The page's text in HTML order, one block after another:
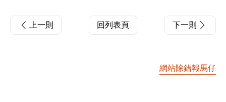
上一則 回列表頁 下一則
網站除錯報馬仔